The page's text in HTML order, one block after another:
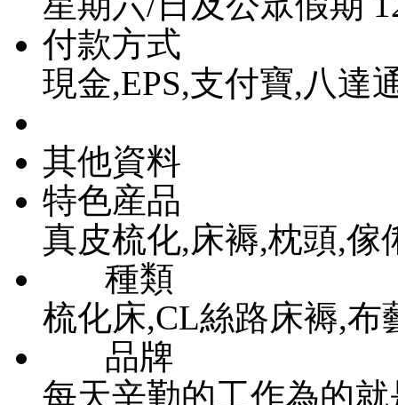
付款方式
現金,EPS,支付寶,八達
其他資料
特色産品
真皮梳化,床褥,枕頭,傢
種類
梳化床,CL絲路床褥,布
品牌
每天辛勤的工作為的